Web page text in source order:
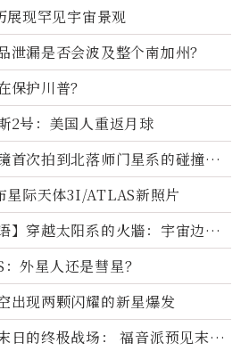
展现罕见宇宙景观
泄漏是否会波及整个南加州？
保护川普？
2号：美国人重返月球
首次拍到北落师门星系的碰撞与
星际天体3I/ATLAS新照片
】穿越太阳系的火牆：宇宙边界
外星人还是彗星？
出现两颗闪耀的新星爆发
日的终极战场： 福音派预见末